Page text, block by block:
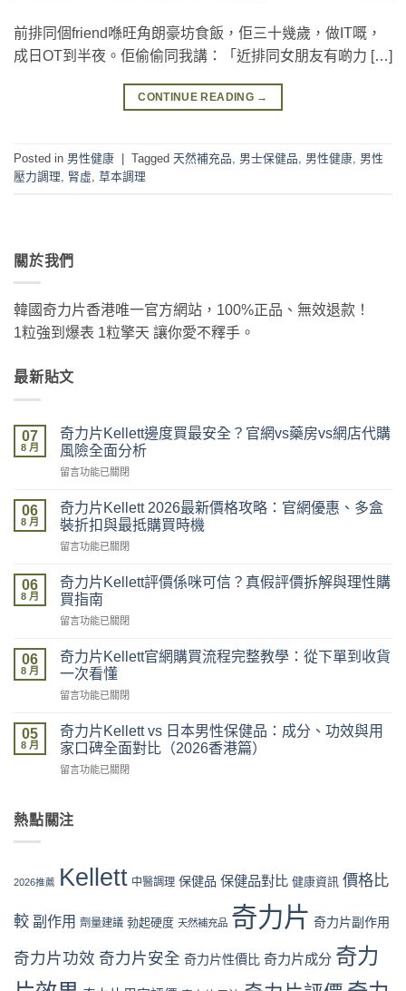
前排同個friend喺旺角朗豪坊食飯，佢三十幾歲，做IT嘅，
成日OT到半夜。佢偷偷同我講：「近排同女朋友有啲力 […]
CONTINUE READING →
Posted in 男性健康 Tagged 天然補充品, 男士保健品, 男性健康, 男性
壓力調理, 腎虛, 草本調理
關於我們
韓國奇力片香港唯一官方網站，100%正品、無效退款！
1粒強到爆表 1粒擎天 讓你愛不釋手。
最新貼文
07
8 月
奇力片Kellett邊度買最安全？官網vs藥房vs網店代購
風險全面分析
在
力
片
Kellett
邊
買
最
安
全？
網
vs
房
網
店
代
險
全
析〉
中
留言功能已關閉
06
8 月
奇力片Kellett 2026最新價格攻略：官網優惠、多盒
裝折扣與最抵購買時機
在
力
片
Kellett
2026
新
攻
官
網
惠、
裝
與
最
購
買
機〉
留言功能已關閉
06
8 月
奇力片Kellett評價係咪可信？真假評價拆解與理性購
買指南
在
力
片
Kellett
評
係
咪
可
信？
評
解
與
性
購
指
留言功能已關閉
06
8 月
奇力片Kellett官網購買流程完整教學：從下單到收貨
一次看懂
在
力
片
Kellett
官
買
整
從
單
收
留言功能已關閉
05
8 月
奇力片Kellett vs 日本男性保健品：成分、功效與用
家口碑全面對比（2026香港篇）
在
片
Kellett
本
保
品：
成
分、
留言功能已關閉
熱點關注
2026推薦 Kellett 中醫調理 保健品 保健品對比 健康資訊 價格比
較 副作用 劑量建議 勃起硬度 天然補充品 奇力片 奇力片副作用
奇力片功效 奇力片安全 奇力片性價比 奇力片成分 奇力